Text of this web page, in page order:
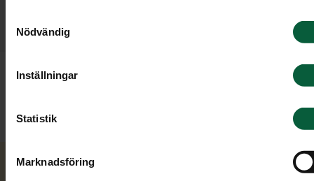
Nödvändig
Inställningar
Statistik
Marknadsföring
kors eller ett hjärta.
Sök bland symboler